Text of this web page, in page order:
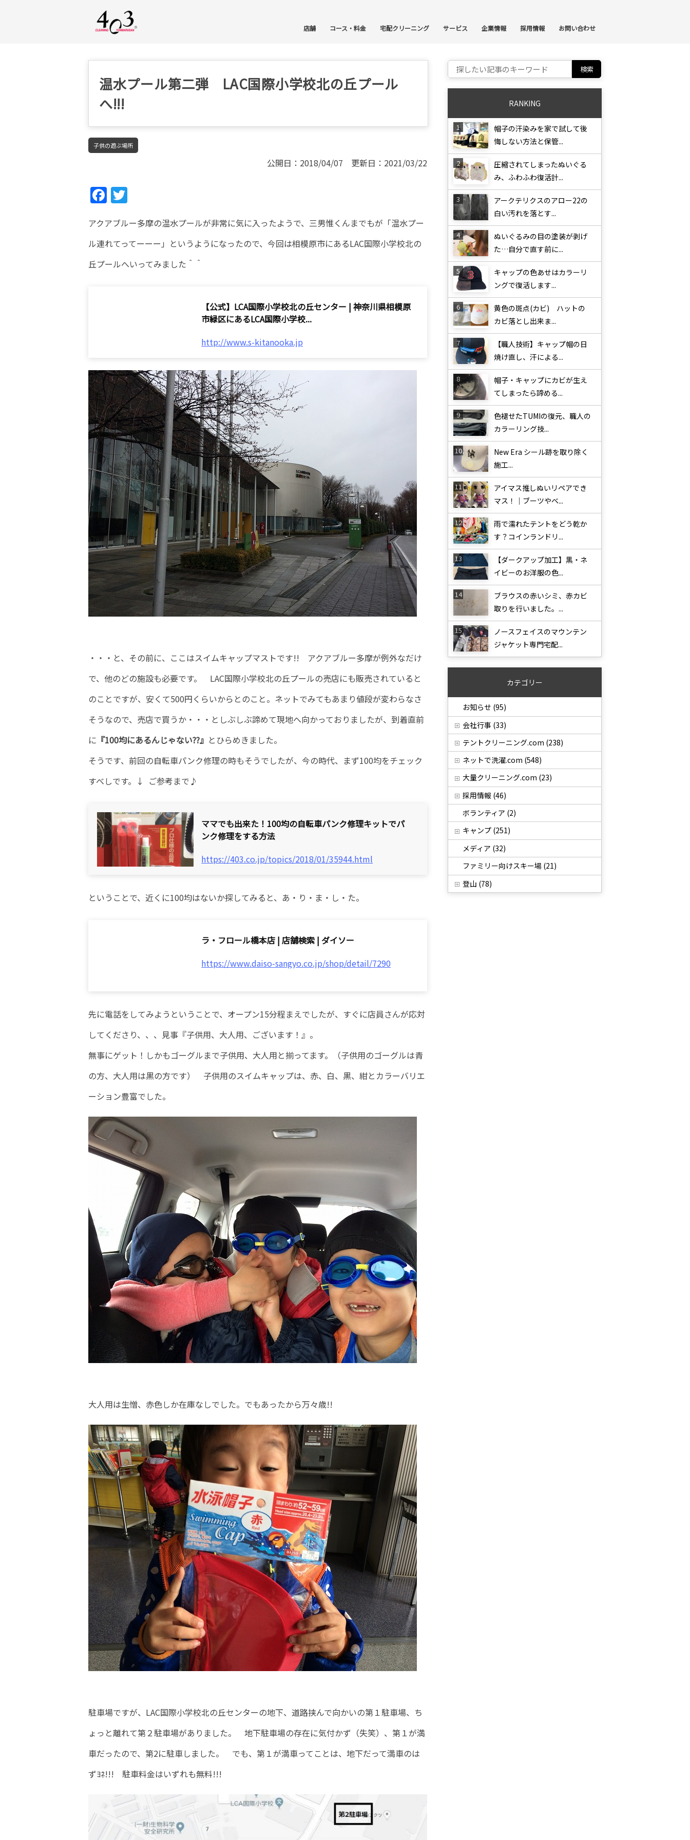
店舗 コース・料金 宅配クリーニング サービス 企業情報 採用情報 お問い合わせ
温水プール第二弾 LAC国際小学校北の丘プール
へ!!!
子供の遊ぶ場所
公開日：2018/04/07 更新日：2021/03/22
Fac
ok
アクアブルー多摩の温水プールが非常に気に入ったようで、三男惟くんまでもが「温水プー
ル連れてってーーー」というようになったので、今回は相模原市にあるLAC国際小学校北の
丘プールへいってみました＾＾
【公式】LCA国際小学校北の丘センター | 神奈川県相模原
市緑区にあるLCA国際小学校...
http://www.s-kitanooka.jp
・・・と、その前に、ここはスイムキャップマストです!! アクアブルー多摩が例外なだけ
で、他のどの施設も必要です。 LAC国際小学校北の丘プールの売店にも販売されていると
のことですが、安くて500円くらいからとのこと。ネットでみてもあまり値段が変わらなさ
そうなので、売店で買うか・・・としぶしぶ諦めて現地へ向かっておりましたが、到着直前
に 『100均にあるんじゃない??』 とひらめきました。
そうです、前回の自転車パンク修理の時もそうでしたが、今の時代、まず100均をチェック
すべしです。↓ ご参考まで♪
ママでも出来た！100均の自転車パンク修理キットでパ
ンク修理をする方法
https://403.co.jp/topics/2018/01/35944.html
ということで、近くに100均はないか探してみると、あ・り・ま・し・た。
ラ・フロール橋本店 | 店舗検索 | ダイソー
https://www.daiso-sangyo.co.jp/shop/detail/7290
先に電話をしてみようということで、オープン15分程まえでしたが、すぐに店員さんが応対
してくださり、、、見事『子供用、大人用、ございます！』。
無事にゲット！しかもゴーグルまで子供用、大人用と揃ってます。（子供用のゴーグルは青
の方、大人用は黒の方です） 子供用のスイムキャップは、赤、白、黒、紺とカラーバリエ
ーション豊富でした。
大人用は生憎、赤色しか在庫なしでした。でもあったから万々歳!!
駐車場ですが、LAC国際小学校北の丘センターの地下、道路挟んで向かいの第１駐車場、ち
ょっと離れて第２駐車場がありました。 地下駐車場の存在に気付かず（失笑）、第１が満
車だったので、第2に駐車しました。 でも、第１が満車ってことは、地下だって満車のは
ずﾖﾈ!!! 駐車料金はいずれも無料!!!
Search for:
RANKING
帽子の汗染みを家で試して後
悔しない方法と保管...
圧縮されてしまったぬいぐる
み、ふわふわ復活計...
アークテリクスのアロー22の
白い汚れを落とす...
ぬいぐるみの目の塗装が剥げ
た…自分で直す前に...
キャップの色あせはカラーリ
ングで復活します...
黄色の斑点(カビ) ハットの
カビ落とし出来ま...
【職人技術】キャップ帽の日
焼け直し、汗による...
帽子・キャップにカビが生え
てしまったら諦める...
色褪せたTUMIの復元、職人の
カラーリング技...
New Era シール跡を取り除く
施工...
アイマス推しぬいリペアでき
マス！｜ブーツやベ...
雨で濡れたテントをどう乾か
す？コインランドリ...
【ダークアップ加工】黒・ネ
イビーのお洋服の色...
ブラウスの赤いシミ、赤カビ
取りを行いました。...
ノースフェイスのマウンテン
ジャケット専門宅配...
カテゴリー
お知らせ (95)
会社行事 (33)
テントクリーニング.com (238)
ネットで洗濯.com (548)
大量クリーニング.com (23)
採用情報 (46)
ボランティア (2)
キャンプ (251)
メディア (32)
ファミリー向けスキー場 (21)
登山 (78)